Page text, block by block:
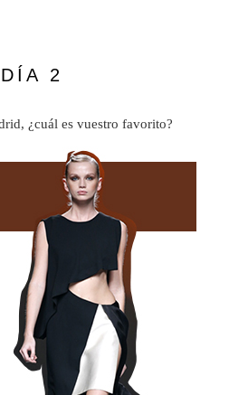
2
¿cuál es vuestro favorito?